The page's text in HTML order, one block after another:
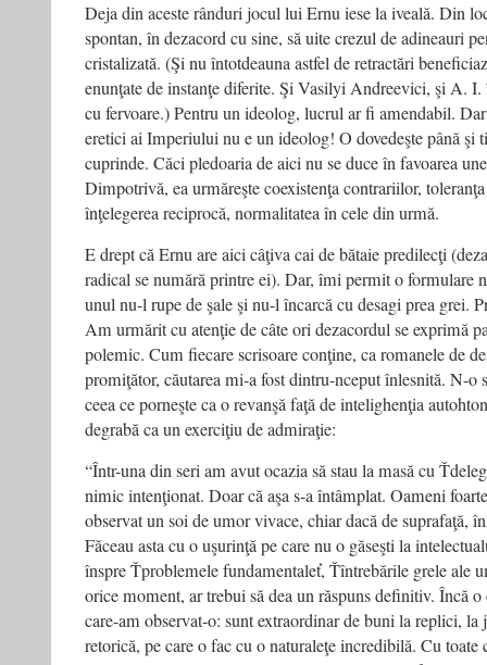
Deja din aceste rânduri jocul lui Ernu iese la iveală. Din
spontan, în dezacord cu sine, să uite crezul de adineauri
cristalizată. (Şi nu întotdeauna astfel de retractări
enunţate de instanţe diferite. Şi Vasilyi Andreevici, şi A. I.
cu fervoare.) Pentru un ideolog, lucrul ar fi amendabil.
eretici ai Imperiului nu e un ideolog! O dovedeşte până şi
cuprinde. Căci pledoaria de aici nu se duce în favoarea
Dimpotrivă, ea urmăreşte coexistenţa contrariilor,
înţelegerea reciprocă, normalitatea în cele din urmă.
E drept că Ernu are aici câţiva cai de bătaie predilecţi
radical se numără printre ei). Dar, îmi permit o formulare
unul nu-l rupe de şale şi nu-l încarcă cu desagi prea grei.
Am urmărit cu atenţie de câte ori dezacordul se exprimă
polemic. Cum fiecare scrisoare conţine, ca romanele de
promiţător, căutarea mi-a fost dintru-nceput înlesnită. N-o
ceea ce porneşte ca o revanşă faţă de intelighenţia
degrabă ca un exerciţiu de admiraţie:
“Într-una din seri am avut ocazia să stau la masă cu
nimic intenţionat. Doar că aşa s-a întâmplat. Oameni
observat un soi de umor vivace, chiar dacă de suprafaţă,
Făceau asta cu o uşurinţă pe care nu o găseşti la
înspre Ťproblemele fundamentaleť, Ťîntrebările grele ale
orice moment, ar trebui să dea un răspuns definitiv. Încă o
care-am observat-o: sunt extraordinar de buni la replici,
retorică, pe care o fac cu o naturaleţe incredibilă. Cu toate